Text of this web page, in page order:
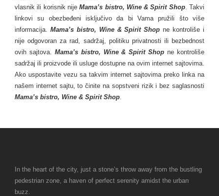
vlasnik ili korisnik nijeMama’s bistro, Wine & Spirit Shop. Takvi
linkovi su obezbeđeni isključivo da bi Vama pružili što više
informacija. Mama’s bistro, Wine & Spirit Shop ne kontroliše i
nije odgovoran za rad, sadržaj, politiku privatnosti ili bezbednost
ovih sajtova. Mama’s bistro, Wine & Spirit Shop ne kontroliše
sadržaj ili proizvode ili usluge dostupne na ovim internet sajtovima.
Ako uspostavite vezu sa takvim internet sajtovima preko linka na
našem internet sajtu, to činite na sopstveni rizik i bez saglasnosti
Mama’s bistro, Wine & Spirit Shop
In the heart of the city, just a stone’s throw away from the bustling
pedestrian zone, a haven of perfect serenity amidst the urban
buzz.